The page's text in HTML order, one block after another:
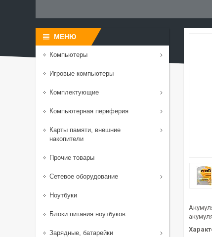
Компьютеры
Игровые компьютеры
Комплектующие
Компьютерная периферия
Карты памяти, внешние
накопители
Прочие товары
Сетевое оборудование
Ноутбуки
Блоки питания ноутбуков
Зарядные, батарейки